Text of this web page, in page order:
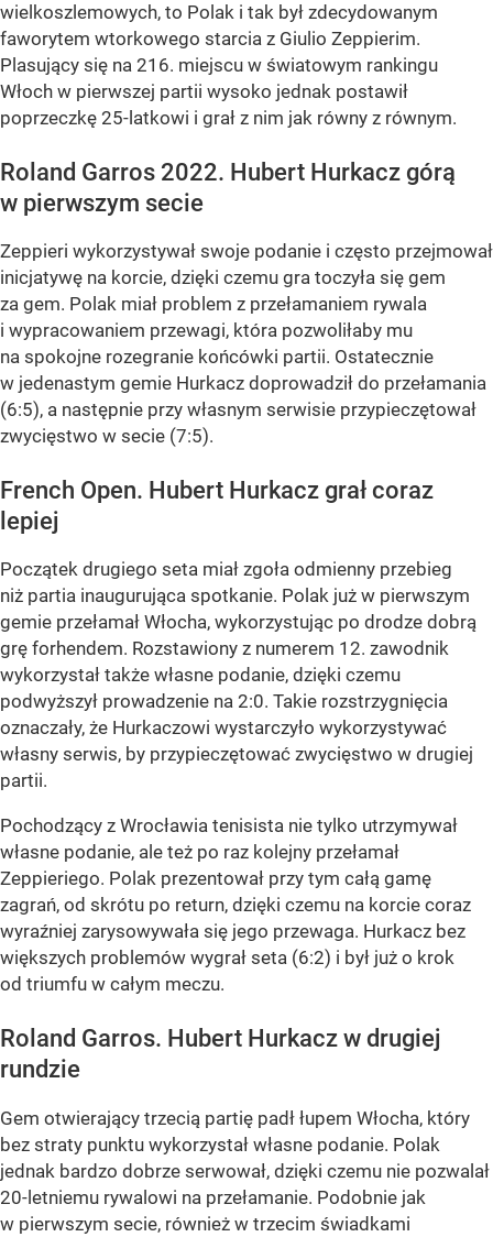
wielkoszlemowych, to Polak i tak był zdecydowanym
faworytem wtorkowego starcia z Giulio Zeppierim.
Plasujący się na 216. miejscu w światowym rankingu
Włoch w pierwszej partii wysoko jednak postawił
poprzeczkę 25-latkowi i grał z nim jak równy z równym.
Roland Garros 2022. Hubert Hurkacz górą
w pierwszym secie
Zeppieri wykorzystywał swoje podanie i często przejmował
inicjatywę na korcie, dzięki czemu gra toczyła się gem
za gem. Polak miał problem z przełamaniem rywala
i wypracowaniem przewagi, która pozwoliłaby mu
na spokojne rozegranie końcówki partii. Ostatecznie
w jedenastym gemie Hurkacz doprowadził do przełamania
(6:5), a następnie przy własnym serwisie przypieczętował
zwycięstwo w secie (7:5).
French Open. Hubert Hurkacz grał coraz
lepiej
Początek drugiego seta miał zgoła odmienny przebieg
niż partia inaugurująca spotkanie. Polak już w pierwszym
gemie przełamał Włocha, wykorzystując po drodze dobrą
grę forhendem. Rozstawiony z numerem 12. zawodnik
wykorzystał także własne podanie, dzięki czemu
podwyższył prowadzenie na 2:0. Takie rozstrzygnięcia
oznaczały, że Hurkaczowi wystarczyło wykorzystywać
własny serwis, by przypieczętować zwycięstwo w drugiej
partii.
Pochodzący z Wrocławia tenisista nie tylko utrzymywał
własne podanie, ale też po raz kolejny przełamał
Zeppieriego. Polak prezentował przy tym całą gamę
zagrań, od skrótu po return, dzięki czemu na korcie coraz
wyraźniej zarysowywała się jego przewaga. Hurkacz bez
większych problemów wygrał seta (6:2) i był już o krok
od triumfu w całym meczu.
Roland Garros. Hubert Hurkacz w drugiej
rundzie
Gem otwierający trzecią partię padł łupem Włocha, który
bez straty punktu wykorzystał własne podanie. Polak
jednak bardzo dobrze serwował, dzięki czemu nie pozwalał
20-letniemu rywalowi na przełamanie. Podobnie jak
w pierwszym secie, również w trzecim świadkami